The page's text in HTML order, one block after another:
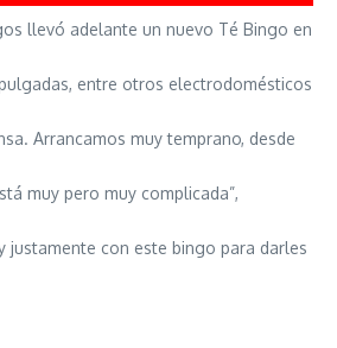
llevó adelante un nuevo Té Bingo en
entre otros electrodomésticos
Arrancamos muy temprano, desde
muy pero muy complicada”,
justamente con este bingo para darles